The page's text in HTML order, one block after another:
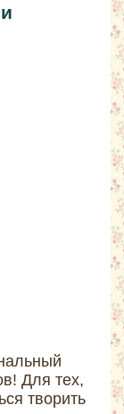
Для тех,
творить